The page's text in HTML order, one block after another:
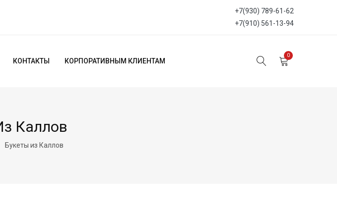
+7(930) 789-61-62
+7(910) 561-13-94
КОНТАКТЫ КОРПОРАТИВНЫМ КЛИЕНТАМ
0
Каллов
Букеты из Каллов